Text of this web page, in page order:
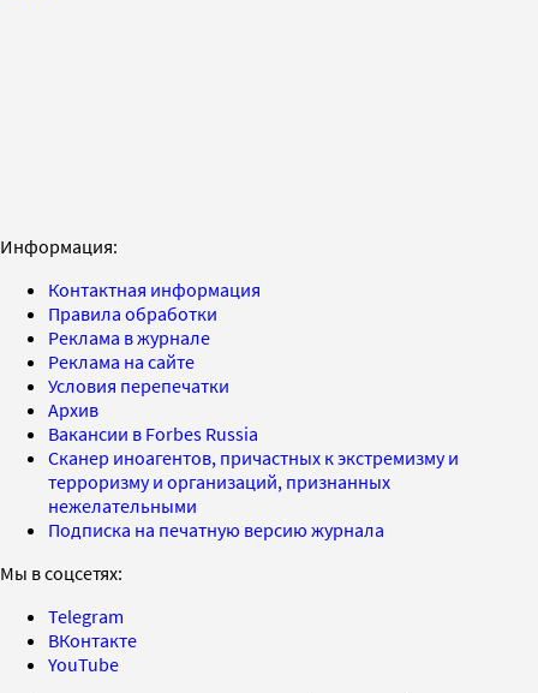
Информация:
Контактная информация
Правила обработки
Реклама в журнале
Реклама на сайте
Условия перепечатки
Архив
Вакансии в Forbes Russia
Сканер иноагентов, причастных к экстремизму и
терроризму и организаций, признанных
нежелательными
Подписка на печатную версию журнала
Мы в соцсетях:
Telegram
ВКонтакте
YouTube